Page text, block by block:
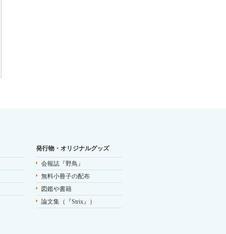
発行物・オリジナルグッズ
会報誌『野鳥』
無料小冊子の配布
図鑑や書籍
論文集（『Strix』）